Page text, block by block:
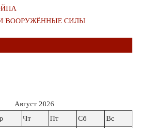
ВООРУЖЁННЫЕ СИЛЫ
Август 2026
Чт Пт Сб Вс